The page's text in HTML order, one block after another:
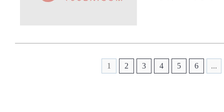
1 2 3 4 5 6 ...